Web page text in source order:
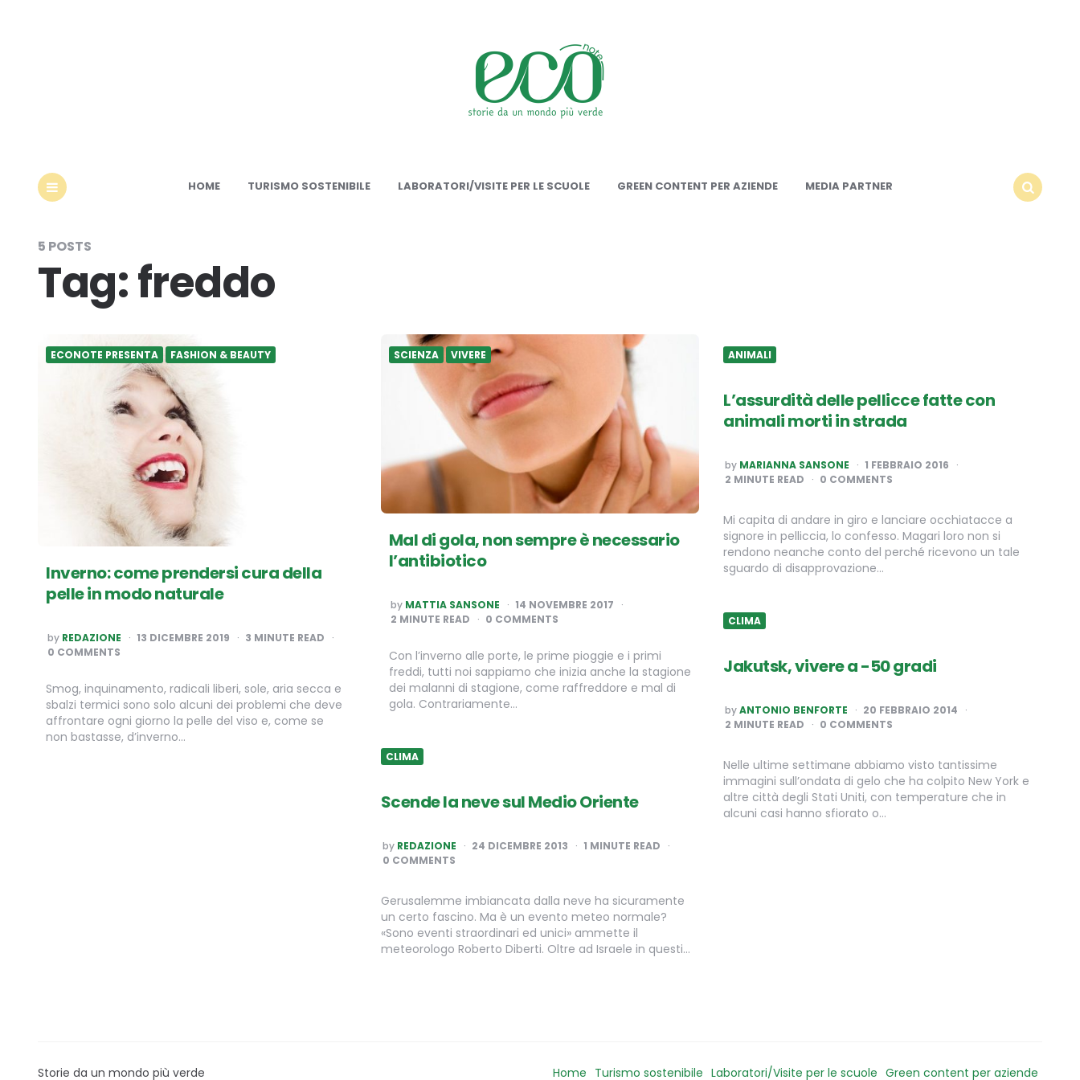
HOME TURISMO SOSTENIBILE LABORATORI/VISITE PER LE SCUOLE GREEN CONTENT PER AZIENDE
MEDIA PARTNER
5 POSTS
Tag:freddo
ECONOTE PRESENTA FASHION & BEAUTY
Inverno: come prendersi cura della
pelle in modo naturale
POSTED
BY
by REDAZIONE 13 DICEMBRE 2019 3 MINUTE READ
0 COMMENTS
Smog, inquinamento, radicali liberi, sole, aria secca e
sbalzi termici sono solo alcuni dei problemi che deve
affrontare ogni giorno la pelle del viso e, come se
non bastasse, d’inverno…
SCIENZA VIVERE
Mal di gola, non sempre è necessario
l’antibiotico
POSTED
BY
by MATTIA SANSONE
14 NOVEMBRE 2017
2 MINUTE READ 0 COMMENTS
Con l’inverno alle porte, le prime pioggie e i primi
freddi, tutti noi sappiamo che inizia anche la stagione
dei malanni di stagione, come raffreddore e mal di
gola. Contrariamente…
ANIMALI
L’assurdità delle pellicce fatte con
animali morti in strada
POSTED
BY
by MARIANNA SANSONE
1 FEBBRAIO 2016
2 MINUTE READ 0 COMMENTS
Mi capita di andare in giro e lanciare occhiatacce a
signore in pelliccia, lo confesso. Magari loro non si
rendono neanche conto del perché ricevono un tale
sguardo di disapprovazione…
CLIMA
Jakutsk, vivere a -50 gradi
POSTED
BY
byANTONIO BENFORTE
20 FEBBRAIO 2014
2 MINUTE READ 0 COMMENTS
Nelle ultime settimane abbiamo visto tantissime
immagini sull’ondata di gelo che ha colpito New York e
altre città degli Stati Uniti, con temperature che in
alcuni casi hanno sfiorato o…
CLIMA
Scende la neve sul Medio Oriente
POSTED
BY
by REDAZIONE 24 DICEMBRE 2013 1 MINUTE READ
0 COMMENTS
Gerusalemme imbiancata dalla neve ha sicuramente
un certo fascino. Ma è un evento meteo normale?
«Sono eventi straordinari ed unici» ammette il
meteorologo Roberto Diberti. Oltre ad Israele in questi…
Storie da un mondo più verde Home Turismo sostenibile Laboratori/Visite per le scuole Green content per aziende